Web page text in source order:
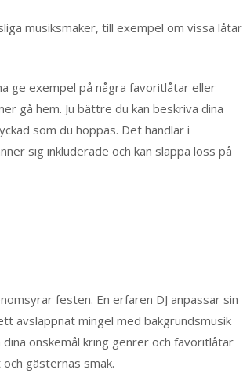
musiksmaker, till exempel om vissa låtar
ge exempel på några favoritlåtar eller
gå hem. Ju bättre du kan beskriva dina
som du hoppas. Det handlar i
sig inkluderade och kan släppa loss på
festen. En erfaren DJ anpassar sin
avslappnat mingel med bakgrundsmusik
önskemål kring genrer och favoritlåtar
gästernas smak.